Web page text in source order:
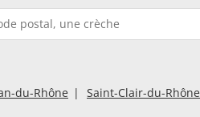
du-Rhône
Saint-Clair-du-Rhône